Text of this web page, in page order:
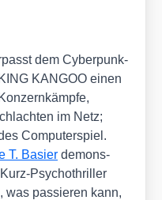
dem Cyber­punk-
KANGOO einen
im Netz;
Com­pu­ter­spiel.
T. Basier demons­
Psy­cho­thril­ler
was pas­sie­ren kann,